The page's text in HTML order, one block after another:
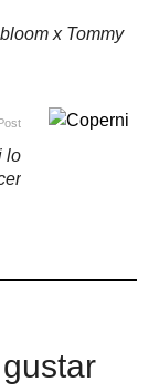
x Tommy
lo